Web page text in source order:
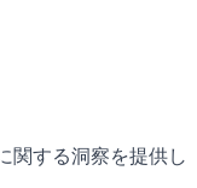
関する洞察を提供し